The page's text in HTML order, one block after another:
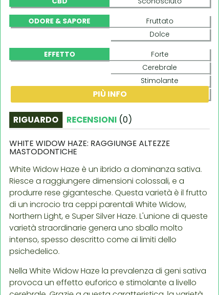
ODORE & SAPORE
Fruttato
Dolce
EFFETTO
Forte
Cerebrale
Stimolante
PIÙ INFO
RIGUARDO RECENSIONI (0)
WHITE WIDOW HAZE: RAGGIUNGE ALTEZZE
MASTODONTICHE
White Widow Haze è un ibrido a dominanza sativa.
Riesce a raggiungere dimensioni colossali, e a
produrre rese gigantesche. Questa varietà è il frutto
di un incrocio tra ceppi parentali White Widow,
Northern Light, e Super Silver Haze. L'unione di queste
varietà straordinarie genera uno sballo molto
intenso, spesso descritto come ai limiti dello
psichedelico.
Nella White Widow Haze la prevalenza di geni sativa
provoca un effetto euforico e stimolante a livello